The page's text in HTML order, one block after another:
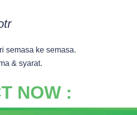
semasa ke semasa.
& syarat.
NOW :